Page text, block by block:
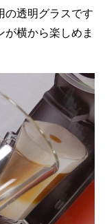
の透明グラスです
横から楽しめま